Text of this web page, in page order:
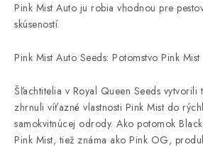
Pink Mist Auto ju robia vhodnou pre
skúseností.
Pink Mist Auto Seeds: Potomstvo Pink
Šľachtitelia v Royal Queen Seeds
zhrnuli víťazné vlastnosti Pink Mist do
samokvitnúcej odrody. Ako potomok
Pink Mist, tiež známa ako Pink OG,